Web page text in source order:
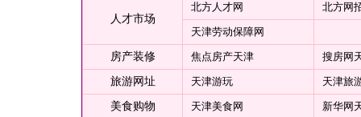
人才市场
北方人才网 北方网
天津劳动保障网
房产装修 焦点房产天津 搜房网
旅游网址 天津游玩 天津旅
美食购物 天津美食网 新华网